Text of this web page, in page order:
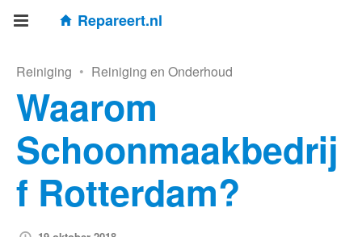
Repareert.nl
Reiniging • Reiniging en Onderhoud
Waarom
Schoonmaakbedrij
f Rotterdam?